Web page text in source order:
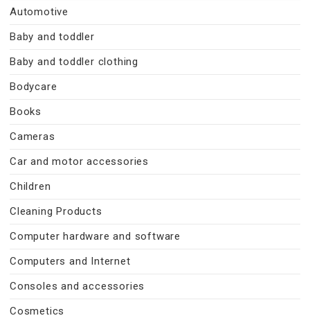
Automotive
Baby and toddler
Baby and toddler clothing
Bodycare
Books
Cameras
Car and motor accessories
Children
Cleaning Products
Computer hardware and software
Computers and Internet
Consoles and accessories
Cosmetics